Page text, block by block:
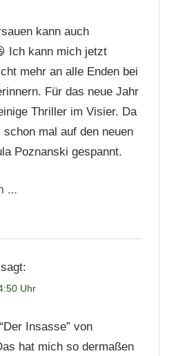
kann auch
Ich kann mich jetzt
mehr an alle Enden bei
Für das neue Jahr
Thriller im Visier. Da
mal auf den neuen
Poznanski gespannt.
…
sagt:
Uhr
Insasse” von
hat mich so dermaßen